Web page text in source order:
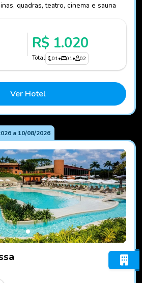
quadras, teatro, cinema e sauna
R$ 1.020
Total 01• 01• 02
Ver Hotel
a 10/08/2026